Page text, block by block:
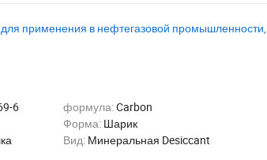
применения в нефтегазовой промышленности,
6 формула:Carbon
Форма: Шарик
Вид: Минеральная Desiccant